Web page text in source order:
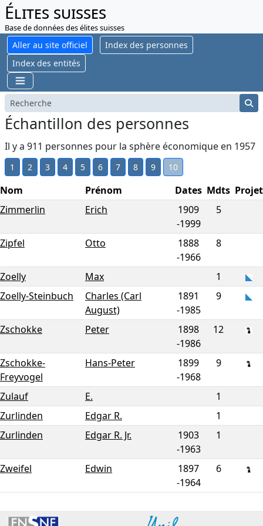
Élites suisses
Base de données des élites suisses
Aller au site officiel
Index des personnes
Index des entités
Échantillon des personnes
Il y a 911 personnes pour la sphère économique en 1957
1 2 3 4 5 6 7 8 9 10
Nom Prénom Dates Mdts Projet
Zimmerlin
Erich
1909
-1999
5
Zipfel Otto
1888
-1966
8
Zoelly Max
1
Zoelly-Steinbuch
Charles (Carl
August)
1891
-1985
9
Zschokke Peter
1898
-1986
12
Zschokke-
Freyvogel
Hans-Peter
1899
-1968
9
Zulauf E.
1
Zurlinden
Edgar R.
1
Zurlinden
Edgar R. Jr.
1903
-1963
1
Zweifel Edwin
1897
-1964
6